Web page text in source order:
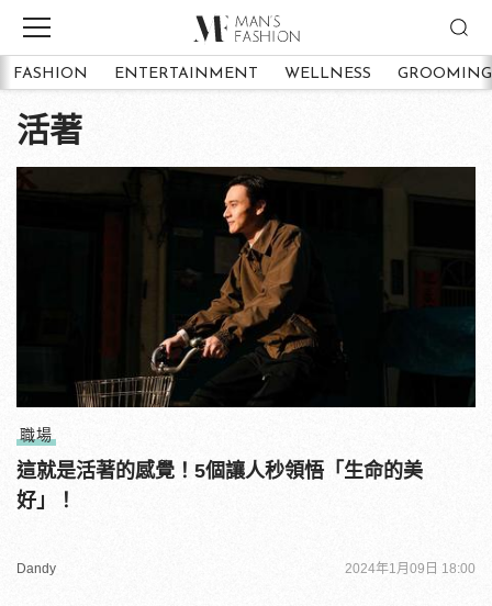
FASHION ENTERTAINMENT WELLNESS GROOMING
活著
職場
這就是活著的感覺！5個讓人秒領悟「生命的美
好」！
Dandy 2024年1月09日 18:00